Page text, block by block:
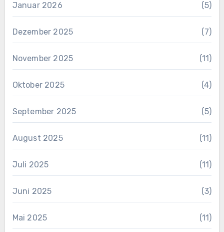
Januar 2026 (5)
Dezember 2025 (7)
November 2025 (11)
Oktober 2025 (4)
September 2025 (5)
August 2025 (11)
Juli 2025 (11)
Juni 2025 (3)
Mai 2025 (11)